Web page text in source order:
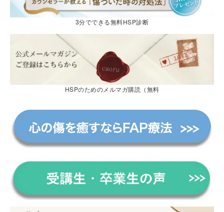
3分でできる無料HSP診断
HSPのためのメルマガ購読（無料